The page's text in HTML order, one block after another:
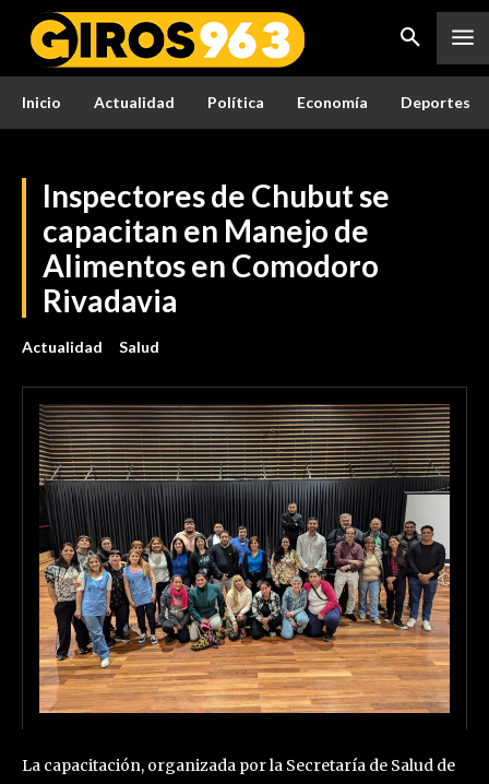
Inicio Actualidad Política Economía Deportes
Inspectores de Chubut se
capacitan en Manejo de
Alimentos en Comodoro
Rivadavia
Actualidad Salud
La capacitación, organizada por la Secretaría de Salud de